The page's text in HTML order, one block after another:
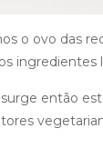
o ovo das
ingredientes
então